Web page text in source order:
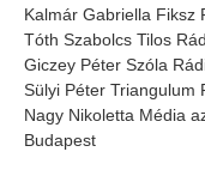
Kalmár Gabriella Fiksz
Tóth Szabolcs Tilos
Giczey Péter Szóla
Sülyi Péter Triangulum
Nagy Nikoletta Média
Budapest